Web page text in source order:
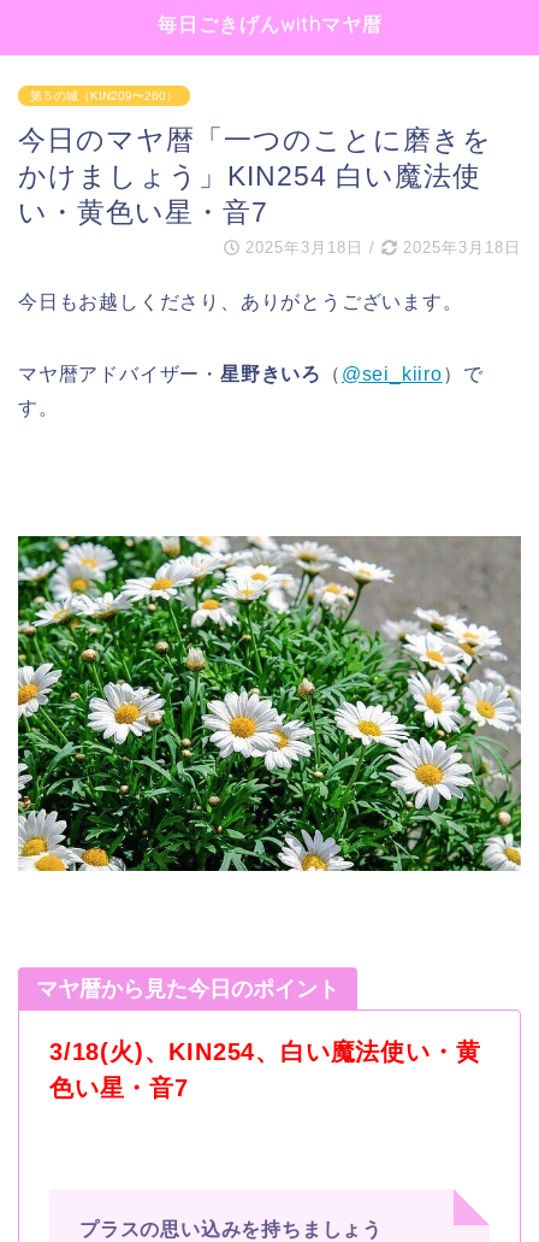
毎日ごきげんwithマヤ暦
第５の城（KIN209〜260）
今日のマヤ暦「一つのことに磨きを
かけましょう」KIN254 白い魔法使
い・黄色い星・音7
2025年3月18日 / 2025年3月18日
今日もお越しくださり、ありがとうございます。
マヤ暦アドバイザー・ 星野きいろ （ @sei_kiiro）で
す。
マヤ暦から見た今日のポイント
3/18(火)、 KIN254、白い魔法使い・黄
色い星・音7
プラスの思い込みを持ちましょう